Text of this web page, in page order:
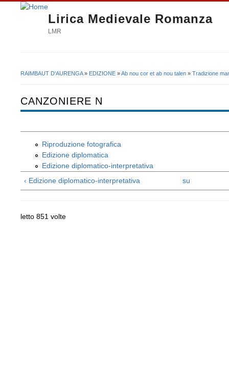
Lirica Medievale Romanza
LMR
RAIMBAUT D'AURENGA» EDIZIONE »Ab nou cor et ab nou talen » Tradizione
CANZONIERE N
Riproduzione fotografica
Edizione diplomatica
Edizione diplomatico-interpretativa
‹ Edizione diplomatico-interpretativa
su
letto 851 volte